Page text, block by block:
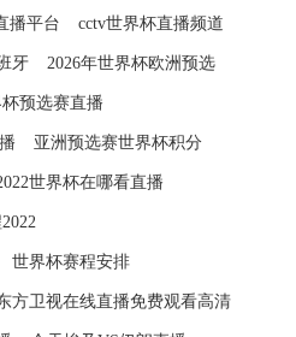
播平台 cctv世界杯直播频道
牙 2026年世界杯欧洲预选
预选赛直播
亚洲预选赛世界杯积分
世界杯在哪看直播
世界杯赛程安排
方卫视在线直播免费观看高清